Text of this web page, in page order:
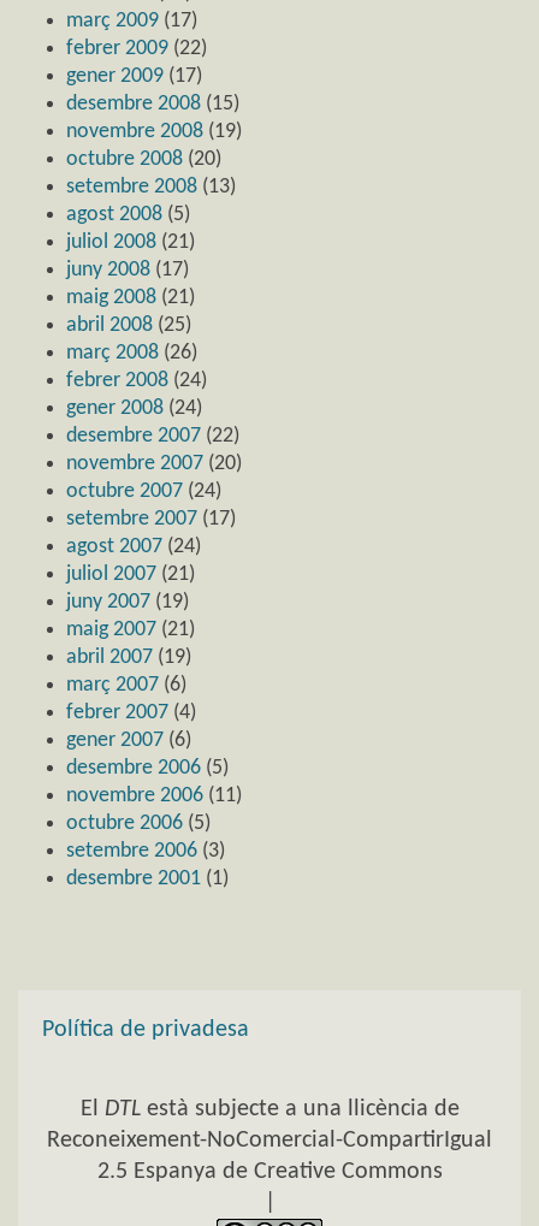
març 2009 (17)
febrer 2009 (22)
gener 2009 (17)
desembre 2008 (15)
novembre 2008 (19)
octubre 2008 (20)
setembre 2008 (13)
agost 2008 (5)
juliol 2008 (21)
juny 2008 (17)
maig 2008 (21)
abril 2008 (25)
març 2008 (26)
febrer 2008 (24)
gener 2008 (24)
desembre 2007 (22)
novembre 2007 (20)
octubre 2007 (24)
setembre 2007 (17)
agost 2007 (24)
juliol 2007 (21)
juny 2007 (19)
maig 2007 (21)
abril 2007 (19)
març 2007 (6)
febrer 2007 (4)
gener 2007 (6)
desembre 2006 (5)
novembre 2006 (11)
octubre 2006 (5)
setembre 2006 (3)
desembre 2001 (1)
Política de privadesa
El DTLestà subjecte a una llicència de
Reconeixement-NoComercial-CompartirIgual
2.5 Espanya de Creative Commons